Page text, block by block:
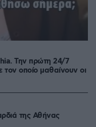
Την πρώτη 24/7
οποίο μαθαίνουν οι
της Αθήνας